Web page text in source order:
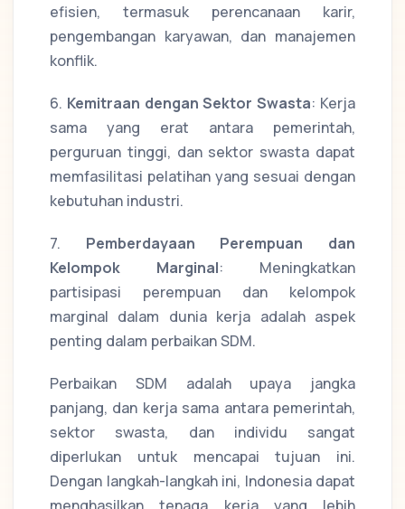
efisien, termasuk perencanaan karir,
pengembangan karyawan, dan manajemen
konflik.
6. Kemitraan dengan Sektor Swasta: Kerja
sama yang erat antara pemerintah,
perguruan tinggi, dan sektor swasta dapat
memfasilitasi pelatihan yang sesuai dengan
kebutuhan industri.
7. Pemberdayaan Perempuan dan
Kelompok Marginal: Meningkatkan
partisipasi perempuan dan kelompok
marginal dalam dunia kerja adalah aspek
penting dalam perbaikan SDM.
Perbaikan SDM adalah upaya jangka
panjang, dan kerja sama antara pemerintah,
sektor swasta, dan individu sangat
diperlukan untuk mencapai tujuan ini.
Dengan langkah-langkah ini, Indonesia dapat